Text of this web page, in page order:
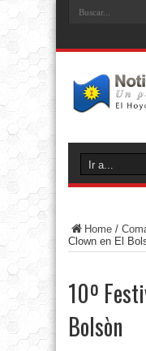
Home /
Clown en El
10º
Bolsòn